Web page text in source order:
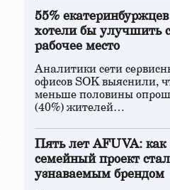
55% екатеринбуржцев
хотели бы улучшить
рабочее место
Аналитики сети
офисов SOK выяснили,
меньше половины
(40%) жителей…
Пять лет AFUVA: как
семейный проект стал
узнаваемым брендом